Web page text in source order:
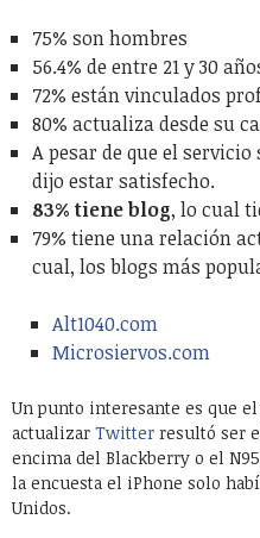
75% son hombres
56.4% de entre 21 y 30
72% están vinculados
80% actualiza desde su
A pesar de que el
dijo estar satisfecho.
83% tiene blog, lo cual
79% tiene una relación
cual, los blogs más
Alt1040.com
Microsiervos.com
Un punto interesante es que
actualizar Twitter resultó ser
encima del Blackberry o el
la encuesta el iPhone solo
Unidos.